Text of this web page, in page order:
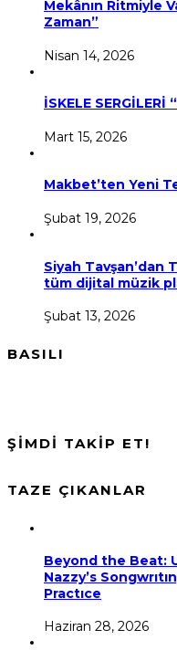
Mekânın Ritmiyle
Zaman”
Nisan 14, 2026
İSKELE SERGİLERİ
Mart 15, 2026
Makbet’ten Yeni
Şubat 19, 2026
Siyah Tavşan’dan
tüm dijital müzik
Şubat 13, 2026
BASILI
ŞİMDİ TAKİP ET!
TAZE ÇIKANLAR
Beyond the Beat:
Nazzy’s
Practıce
Haziran 28, 2026